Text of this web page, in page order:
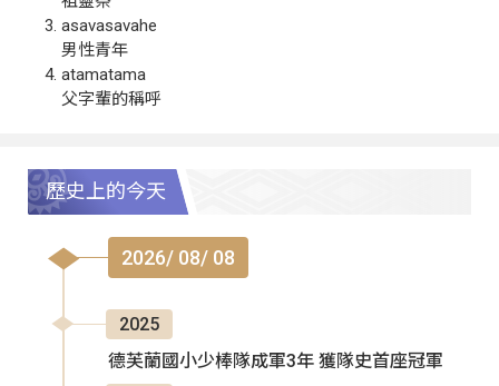
asavasavahe
男性青年
atamatama
父字輩的稱呼
歷史上的今天
2026/ 08/ 08
2025
德芙蘭國小少棒隊成軍3年 獲隊史首座冠軍